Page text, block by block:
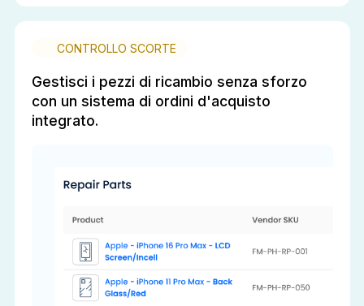
CONTROLLO SCORTE
Gestisci i pezzi di ricambio senza sforzo
con un sistema di ordini d'acquisto
integrato.